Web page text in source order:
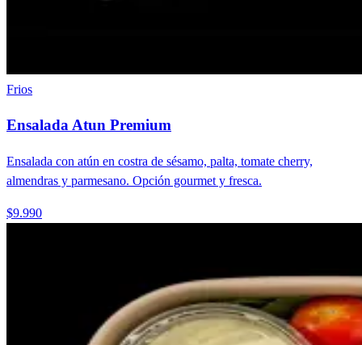
Frios
Ensalada Atun Premium
Ensalada con atún en costra de sésamo, palta, tomate cherry,
almendras y parmesano. Opción gourmet y fresca.
$9.990